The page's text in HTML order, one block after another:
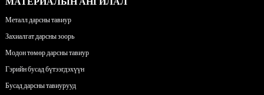
Металл дарсны тавиур
Захиалгат дарсны зоорь
Модон төмөр дарсны тавиур
Гэрийн бусад бүтээгдэхүүн
Бусад дарсны тавиурууд